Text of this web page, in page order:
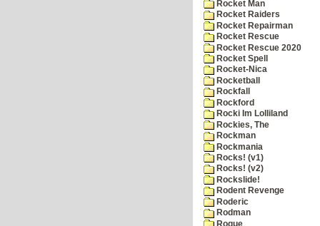
Rocket Man
Rocket Raiders
Rocket Repairman
Rocket Rescue
Rocket Rescue 2020
Rocket Spell
Rocket-Nica
Rocketball
Rockfall
Rockford
Rocki Im Lolliland
Rockies, The
Rockman
Rockmania
Rocks! (v1)
Rocks! (v2)
Rockslide!
Rodent Revenge
Roderic
Rodman
Rogue